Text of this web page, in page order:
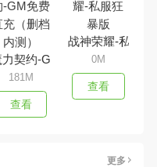
力契约-GM免费直充（删档
181M
查看
战神荣耀-私服狂
0M
查看
更多